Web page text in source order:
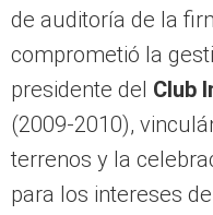
de auditoría de la
comprometió la
presidente del Club
(2009-2010),
terrenos y la
para los intereses